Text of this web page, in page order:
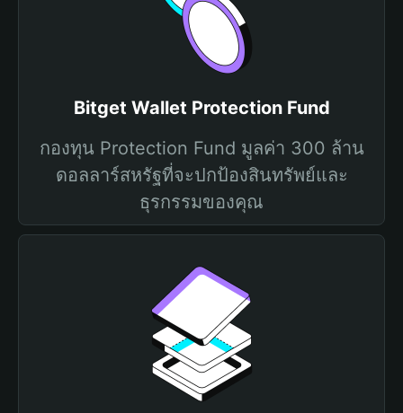
Bitget Wallet Protection Fund
กองทุน Protection Fund มูลค่า 300 ล้าน
ดอลลาร์สหรัฐที่จะปกป้องสินทรัพย์และ
ธุรกรรมของคุณ